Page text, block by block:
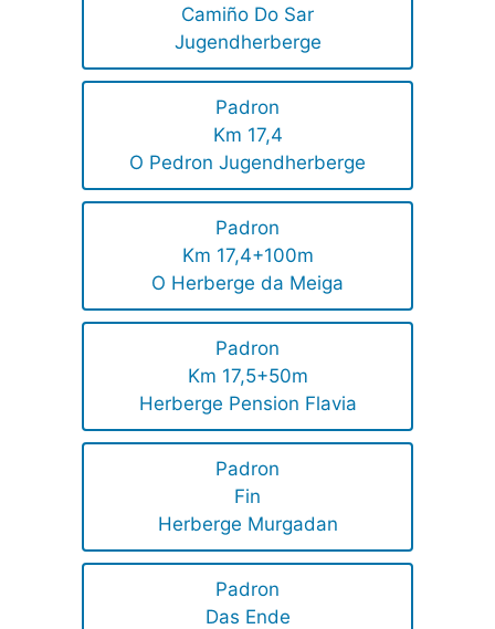
Camiño Do Sar
Jugendherberge
Padron
Km 17,4
O Pedron Jugendherberge
Padron
Km 17,4+100m
O Herberge da Meiga
Padron
Km 17,5+50m
Herberge Pension Flavia
Padron
Fin
Herberge Murgadan
Padron
Das Ende